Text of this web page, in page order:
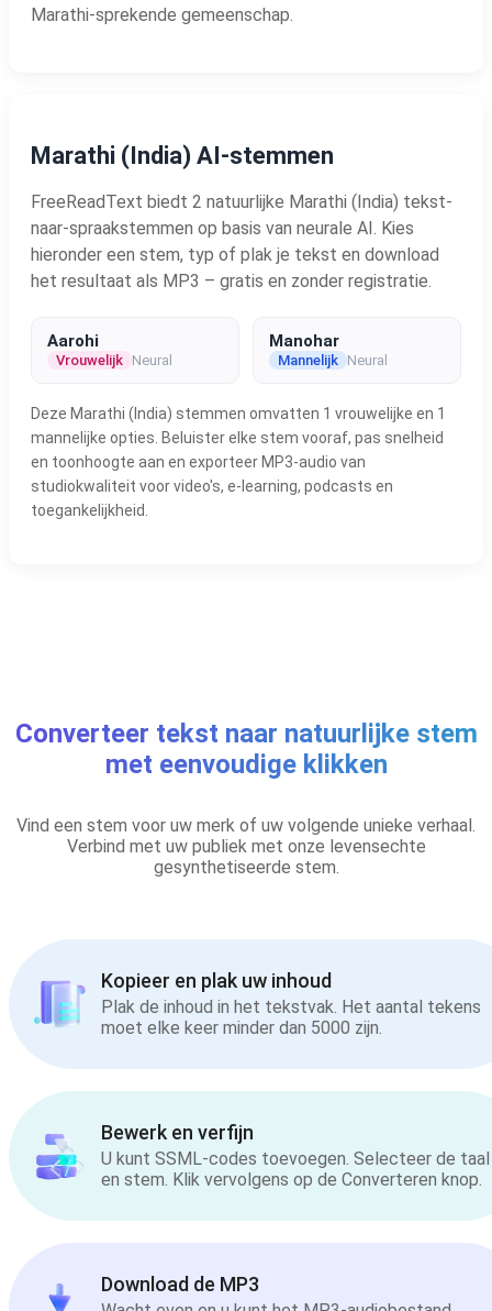
Marathi-sprekende gemeenschap.
Marathi (India) AI-stemmen
FreeReadText biedt 2 natuurlijke Marathi (India) tekst-
naar-spraakstemmen op basis van neurale AI. Kies
hieronder een stem, typ of plak je tekst en download
het resultaat als MP3 – gratis en zonder registratie.
Aarohi
Vrouwelijk Neural
Manohar
Mannelijk Neural
Deze Marathi (India) stemmen omvatten 1 vrouwelijke en 1
mannelijke opties. Beluister elke stem vooraf, pas snelheid
en toonhoogte aan en exporteer MP3-audio van
studiokwaliteit voor video's, e-learning, podcasts en
toegankelijkheid.
Converteer tekst naar natuurlijke stem
met eenvoudige klikken
Vind een stem voor uw merk of uw volgende unieke verhaal.
Verbind met uw publiek met onze levensechte
gesynthetiseerde stem.
Kopieer en plak uw inhoud
Plak de inhoud in het tekstvak. Het aantal tekens
moet elke keer minder dan 5000 zijn.
Bewerk en verfijn
U kunt SSML-codes toevoegen. Selecteer de taal
en stem. Klik vervolgens op de Converteren knop.
Download de MP3